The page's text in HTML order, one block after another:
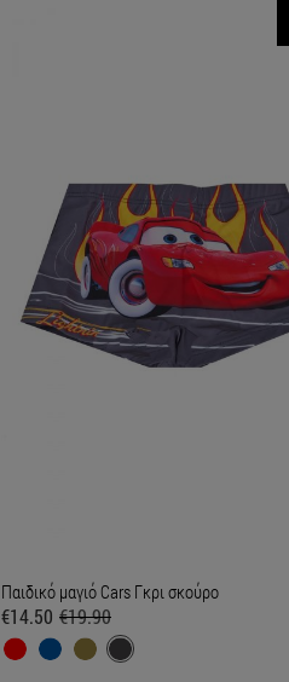
Παιδικό μαγιό Cars Γκρι σκούρο
€14.50 €19.90